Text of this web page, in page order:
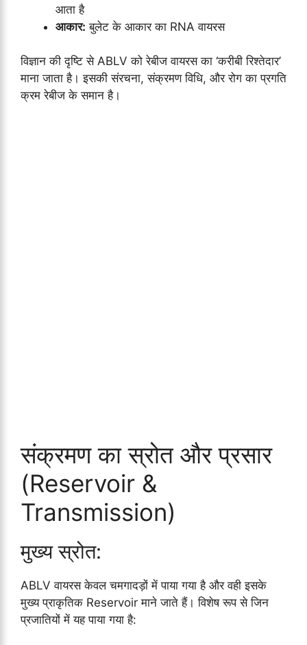
आता है
आकार: बुलेट के आकार का RNA वायरस
विज्ञान की दृष्टि से ABLV को रेबीज वायरस का ‘करीबी रिश्तेदार’
माना जाता है। इसकी संरचना, संक्रमण विधि, और रोग का प्रगति
क्रम रेबीज के समान है।
संक्रमण का स्रोत और प्रसार
(Reservoir &
Transmission)
मुख्य स्रोत:
ABLV वायरस केवल चमगादड़ों में पाया गया है और वही इसके
मुख्य प्राकृतिक Reservoir माने जाते हैं। विशेष रूप से जिन
प्रजातियों में यह पाया गया है: